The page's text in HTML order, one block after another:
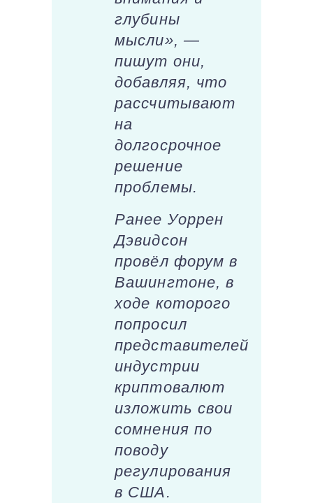
глубины
мысли», —
пишут они,
добавляя, что
рассчитывают
на
долгосрочное
решение
проблемы.
Ранее Уоррен
Дэвидсон
провёл форум в
Вашингтоне, в
ходе которого
попросил
представителей
индустрии
криптовалют
изложить свои
сомнения по
поводу
регулирования
в США.